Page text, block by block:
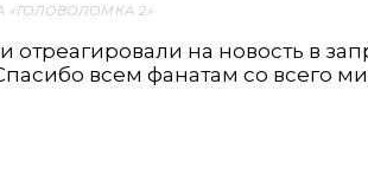
2»
отреагировали на новость в
всем фанатам со всего